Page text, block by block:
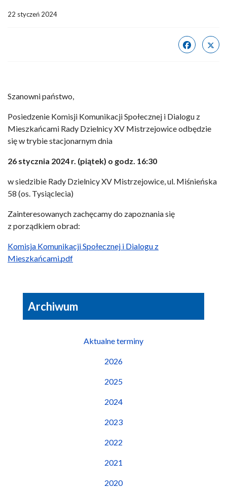
22 styczeń 2024
Szanowni państwo,
Posiedzenie Komisji Komunikacji Społecznej i Dialogu z
Mieszkańcami Rady Dzielnicy XV Mistrzejowice odbędzie
się w trybie stacjonarnym dnia
26 stycznia 2024 r. (piątek) o godz. 16:30
w siedzibie Rady Dzielnicy XV Mistrzejowice, ul. Miśnieńska
58 (os. Tysiąclecia)
Zainteresowanych zachęcamy do zapoznania się
z porządkiem obrad:
Komisja Komunikacji Społecznej i Dialogu z
Mieszkańcami.pdf
Archiwum
Aktualne terminy
2026
2025
2024
2023
2022
2021
2020